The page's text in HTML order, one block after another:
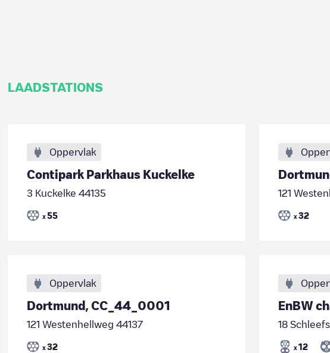
LAADSTATIONS
Oppervlak
Contipark Parkhaus Kuckelke
3 Kuckelke 44135
x 55
121
x 32
Oppervlak
Dortmund, CC_44_0001
121 Westenhellweg 44137
x 32
EnBW
18
x 12